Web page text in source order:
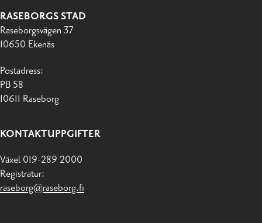
RASEBORGS STAD
Raseborgsvägen 37
10650 Ekenäs
Postadress:
PB 58
10611 Raseborg
KONTAKTUPPGIFTER
Växel 019-289 2000
Registratur:
raseborg@raseborg.fi